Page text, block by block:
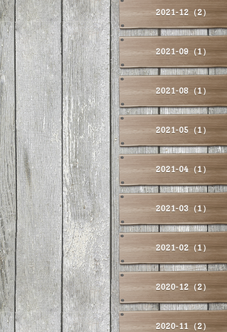
2021-12（2）
2021-09（1）
2021-08（1）
2021-05（1）
2021-04（1）
2021-03（1）
2021-02（1）
2020-12（2）
2020-11（2）